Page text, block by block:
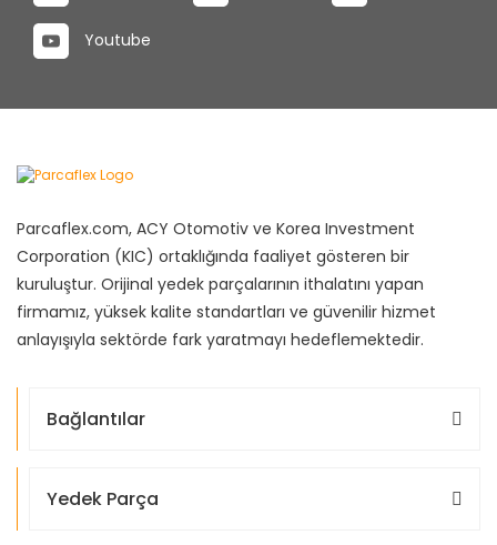
Youtube
Parcaflex.com, ACY Otomotiv ve Korea Investment
Corporation (KIC) ortaklığında faaliyet gösteren bir
kuruluştur. Orijinal yedek parçalarının ithalatını yapan
firmamız, yüksek kalite standartları ve güvenilir hizmet
anlayışıyla sektörde fark yaratmayı hedeflemektedir.
Bağlantılar
Yedek Parça